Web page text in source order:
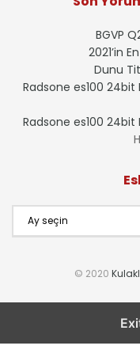
BGVP
2021’in
Dunu
Radsone es100
Radsone es100
İncelemeler
© 2020